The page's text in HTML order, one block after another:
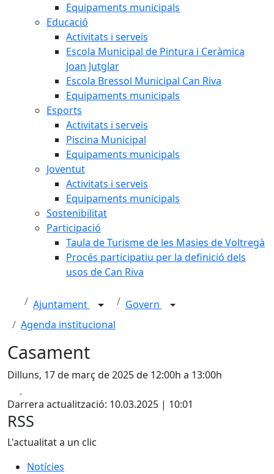
Equipaments municipals
Educació
Activitats i serveis
Escola Municipal de Pintura i Ceràmica
Joan Jutglar
Escola Bressol Municipal Can Riva
Equipaments municipals
Esports
Activitats i serveis
Piscina Municipal
Equipaments municipals
Joventut
Activitats i serveis
Equipaments municipals
Sostenibilitat
Participació
Taula de Turisme de les Masies de Voltregà
Procés participatiu per la definició dels
usos de Can Riva
Ajuntament
Govern
Agenda institucional
Casament
Dilluns, 17 de març de 2025 de 12:00h a 13:00h
Darrera actualització: 10.03.2025 | 10:01
RSS
L'actualitat a un clic
Notícies